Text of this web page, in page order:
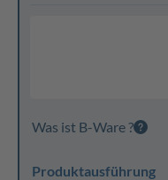
Was ist B-Ware ?
Produktausführung